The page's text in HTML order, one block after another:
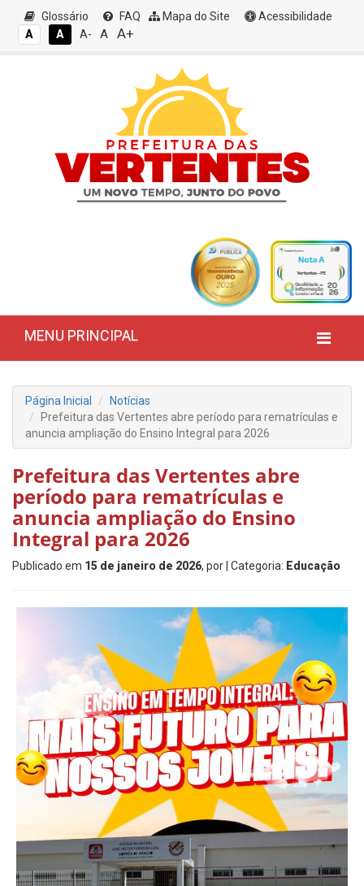
Glossário FAQ Mapa do Site
Acessibilidade
A
A A- A A+
MENU PRINCIPAL
Página Inicial
Notícias
Prefeitura das Vertentes abre período para rematrículas e
anuncia ampliação do Ensino Integral para 2026
Prefeitura das Vertentes abre
período para rematrículas e
anuncia ampliação do Ensino
Integral para 2026
Publicado em 15 de janeiro de 2026, por | Categoria: Educação